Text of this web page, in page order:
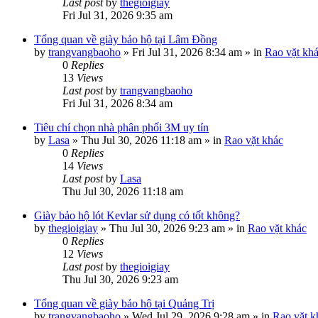
Last post by thegioigiay
Fri Jul 31, 2026 9:35 am
Tổng quan về giày bảo hộ tại Lâm Đồng
by trangvangbaoho » Fri Jul 31, 2026 8:34 am » in Rao vặt
0 Replies
13 Views
Last postby trangvangbaoho
Fri Jul 31, 2026 8:34 am
Tiêu chí chọn nhà phân phối 3M uy tín
by Lasa » Thu Jul 30, 2026 11:18 am » in Rao vặt khác
0 Replies
14 Views
Last postby Lasa
Thu Jul 30, 2026 11:18 am
Giày bảo hộ lót Kevlar sử dụng có tốt không?
by thegioigiay » Thu Jul 30, 2026 9:23 am » in Rao vặt khác
0 Replies
12 Views
Last postby thegioigiay
Thu Jul 30, 2026 9:23 am
Tổng quan về giày bảo hộ tại Quảng Trị